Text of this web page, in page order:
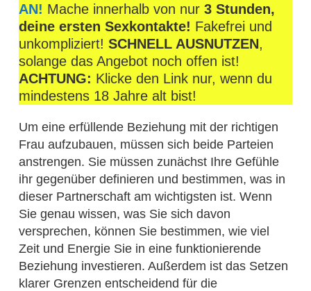
AN! Mache innerhalb von nur 3 Stunden,
deine ersten Sexkontakte! Fakefrei und
unkompliziert! SCHNELL AUSNUTZEN,
solange das Angebot noch offen ist!
ACHTUNG: Klicke den Link nur, wenn du
mindestens 18 Jahre alt bist!
Um eine erfüllende Beziehung mit der richtigen
Frau aufzubauen, müssen sich beide Parteien
anstrengen. Sie müssen zunächst Ihre Gefühle
ihr gegenüber definieren und bestimmen, was in
dieser Partnerschaft am wichtigsten ist. Wenn
Sie genau wissen, was Sie sich davon
versprechen, können Sie bestimmen, wie viel
Zeit und Energie Sie in eine funktionierende
Beziehung investieren. Außerdem ist das Setzen
klarer Grenzen entscheidend für die